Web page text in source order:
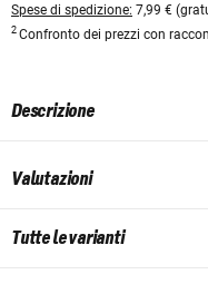
Spese di spedizione: 7,99 €
2 Confronto dei prezzi con
Descrizione
Valutazioni
Tutte le varianti